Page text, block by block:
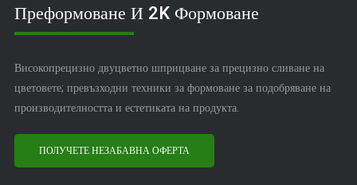
Преформоване И 2K Формоване
Високопрецизно двуцветно шприцване за прецизно сливане на
цветовете; превъзходни техники за формоване за подобряване на
производителността и естетиката на продукта.
ПОЛУЧЕТЕ НЕЗАБАВНА ОФЕРТА